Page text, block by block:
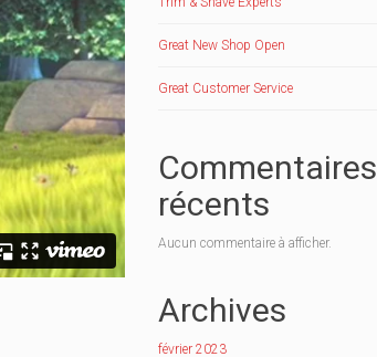
Great New Shop Open
Great Customer Service
Commentaires
récents
Aucun commentaire à afficher.
Archives
février 2023